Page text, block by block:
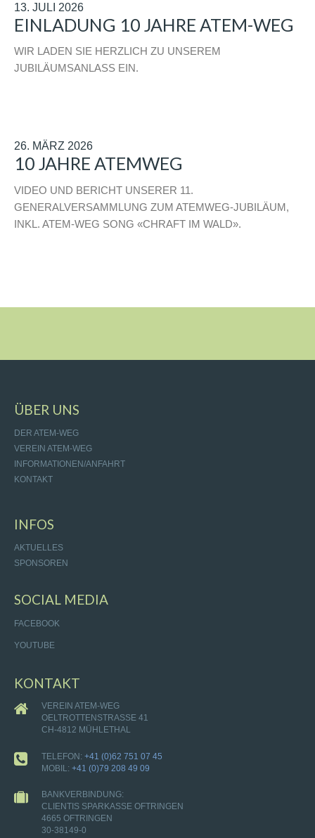
13. JULI 2026
EINLADUNG 10 JAHRE ATEM-WEG
WIR LADEN SIE HERZLICH ZU UNSEREM
JUBILÄUMSANLASS EIN.
26. MÄRZ 2026
10 JAHRE ATEMWEG
VIDEO UND BERICHT UNSERER 11.
GENERALVERSAMMLUNG ZUM ATEMWEG-JUBILÄUM,
INKL. ATEM-WEG SONG «CHRAFT IM WALD».
ÜBER UNS
DER ATEM-WEG
VEREIN ATEM-WEG
INFORMATIONEN/ANFAHRT
KONTAKT
INFOS
AKTUELLES
SPONSOREN
SOCIAL MEDIA
FACEBOOK
YOUTUBE
KONTAKT
VEREIN ATEM-WEG
OELTROTTENSTRASSE 41
CH-4812 MÜHLETHAL
TELEFON: +41 (0)62 751 07 45
MOBIL: +41 (0)79 208 49 09
BANKVERBINDUNG:
CLIENTIS SPARKASSE OFTRINGEN
4665 OFTRINGEN
30-38149-0